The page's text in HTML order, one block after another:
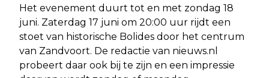
Het evenement duurt tot en met zondag 18
juni. Zaterdag 17 juni om 20:00 uur rijdt een
stoet van historische Bolides door het centrum
van Zandvoort. De redactie van nieuws.nl
probeert daar ook bij te zijn en een impressie